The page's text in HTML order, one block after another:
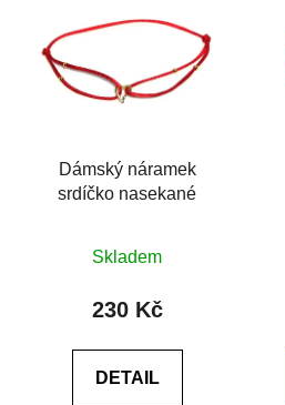
Dámský náramek
srdíčko nasekané
Skladem
230 Kč
DETAIL